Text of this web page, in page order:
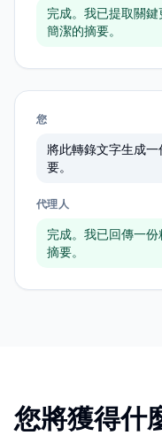
完成。我已提取關
簡潔的摘要。
您
將此轉錄文字生成
要。
代理人
完成。我已回傳一
摘要。
您將獲得什